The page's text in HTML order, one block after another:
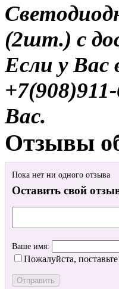
(2шт.) с
Если у Вас
Вас.
Отзывы
Пока нет ни одного отзыва
Оставить свой
Ваше имя:
Пожалуйста, поставьте